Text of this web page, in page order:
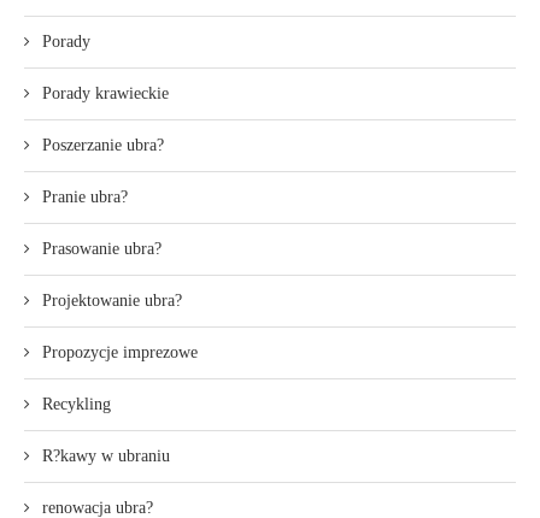
Porady
Porady krawieckie
Poszerzanie ubra?
Pranie ubra?
Prasowanie ubra?
Projektowanie ubra?
Propozycje imprezowe
Recykling
R?kawy w ubraniu
renowacja ubra?